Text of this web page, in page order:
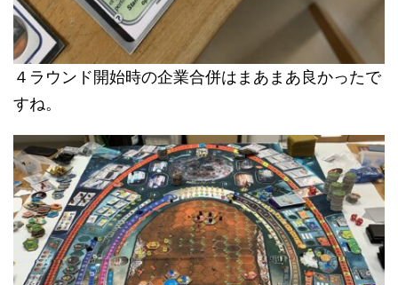
４ラウンド開始時の企業合併はまあまあ良かったで
すね。